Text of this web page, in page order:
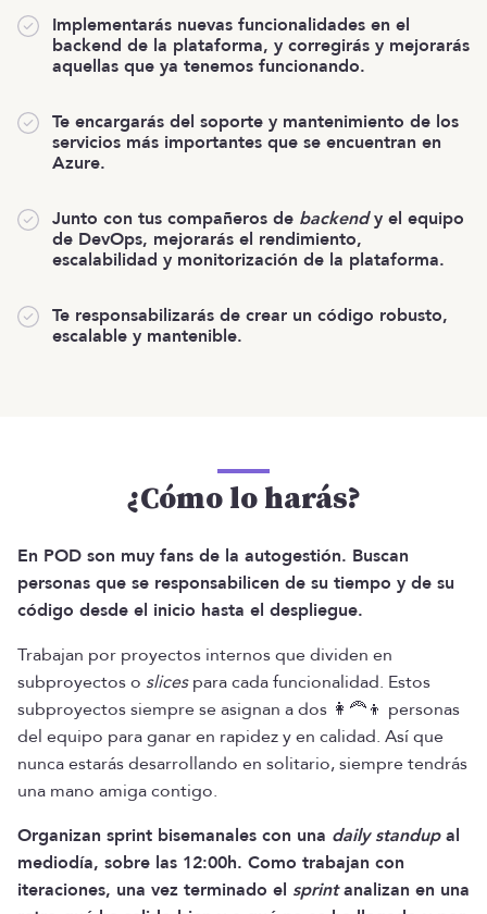
Implementarás nuevas funcionalidades en el
backend de la plataforma, y corregirás y mejorarás
aquellas que ya tenemos funcionando.
Te encargarás del soporte y mantenimiento de los
servicios más importantes que se encuentran en
Azure.
Junto con tus compañeros de backendy el equipo
de DevOps, mejorarás el rendimiento,
escalabilidad y monitorización de la plataforma.
Te responsabilizarás de crear un código robusto,
escalable y mantenible.
¿Cómo lo harás?
En POD son muy fans de la autogestión. Buscan
personas que se responsabilicen de su tiempo y de su
código desde el inicio hasta el despliegue.
Trabajan por proyectos internos que dividen en
subproyectos o slicespara cada funcionalidad. Estos
subproyectos siempre se asignan a dos 👩‍🦰👦 personas
del equipo para ganar en rapidez y en calidad. Así que
nunca estarás desarrollando en solitario, siempre tendrás
una mano amiga contigo.
Organizan sprint bisemanales con una daily standupal
mediodía, sobre las 12:00h. Como trabajan con
iteraciones, una vez terminado el sprintanalizan en una